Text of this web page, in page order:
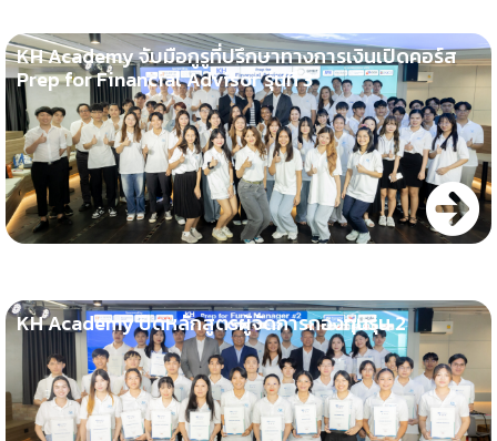
KH Academy จับมือกูรูที่ปรึกษาทางการเงินเปิดคอร์ส
Prep for Financial Advisor รุ่นที่ 3
KH Academy ปืดหลักสูตรผู้จัดการกองทุนรุ่น 2